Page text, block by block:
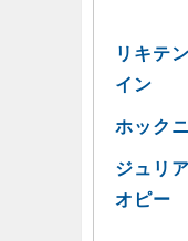
リキテ
イン
ホック
ジュリ
オピー